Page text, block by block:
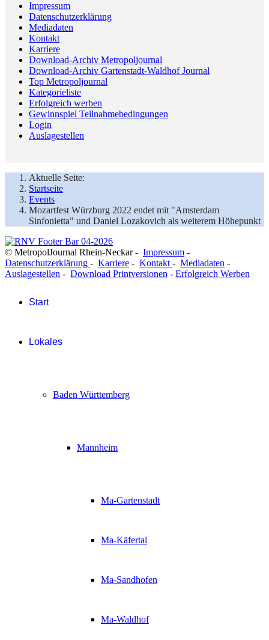
Impressum
Datenschutzerklärung
Mediadaten
Kontakt
Karriere
Download-Archiv Metropoljournal
Download-Archiv Gartenstadt-Waldhof Journal
Top Metropoljournal
Kategorieliste
Erfolgreich werben
Gewinnspiel Teilnahmebedingungen
Login
Auslagestellen
Aktuelle Seite:
Startseite
Events
Mozartfest Würzburg 2022 endet mit "Amsterdam
Sinfonietta" und Daniel Lozakovich als weiterem Höhepunkt
© MetropolJournal Rhein-Neckar - Impressum -
Datenschutzerklärung - Karriere - Kontakt - Mediadaten -
Auslagestellen - Download Printversionen - Erfolgreich Werben
Start
Lokales
Baden Württemberg
Mannheim
Ma-Gartenstadt
Ma-Käfertal
Ma-Sandhofen
Ma-Waldhof